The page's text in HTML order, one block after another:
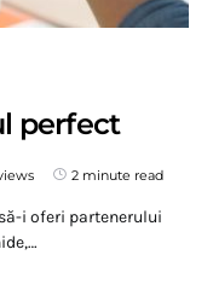
perfect
2 minute read
i oferi partenerului